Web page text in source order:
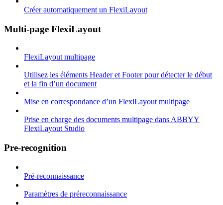
Créer automatiquement un FlexiLayout
Multi-page FlexiLayout
FlexiLayout multipage
Utilisez les éléments Header et Footer pour détecter le début
et la fin d’un document
Mise en correspondance d’un FlexiLayout multipage
Prise en charge des documents multipage dans ABBYY
FlexiLayout Studio
Pre-recognition
Pré-reconnaissance
Paramètres de préreconnaissance